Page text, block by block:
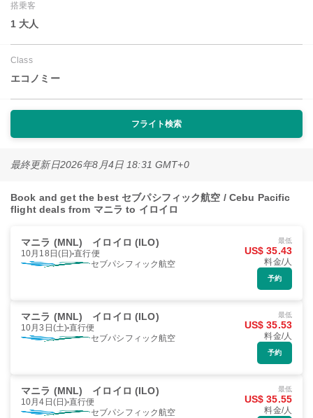
搭乗客
1 大人
Class
エコノミー
フライト検索
最終更新日2026年8月4日 18:31 GMT+0
Book and get the best セブパシフィック航空 / Cebu Pacific
flight deals from マニラ to イロイロ
マニラ (MNL) イロイロ (ILO)
10月18日(日) 直行便
セブパシフィック航空
最低
US$ 35.43
料金/人
予約
マニラ (MNL) イロイロ (ILO)
10月3日(土) 直行便
セブパシフィック航空
最低
US$ 35.53
料金/人
予約
マニラ (MNL) イロイロ (ILO)
10月4日(日) 直行便
セブパシフィック航空
最低
US$ 35.55
料金/人